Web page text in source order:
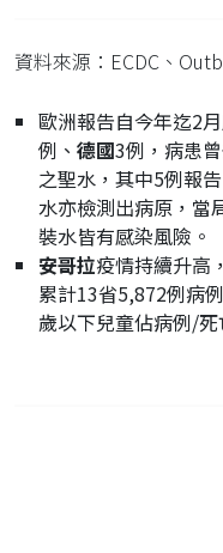
資料來源：ECDC、
歐洲報告自今年迄2
例、 德國3例，病患
之聖水，其中5例報
水亦檢測出病原，當
裝水皆有感染風險。
安哥拉疫情持續升高
累計13省5,872例病
歲以下兒童佔病例/